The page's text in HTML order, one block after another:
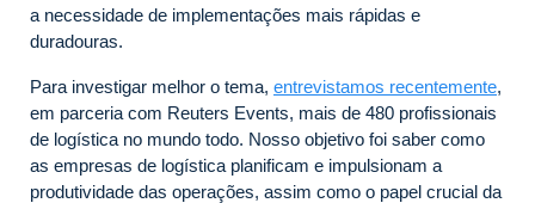
a necessidade de implementações mais rápidas e
duradouras.
Para investigar melhor o tema, entrevistamos recentemente,
em parceria com Reuters Events, mais de 480 profissionais
de logística no mundo todo. Nosso objetivo foi saber como
as empresas de logística planificam e impulsionam a
produtividade das operações, assim como o papel crucial da